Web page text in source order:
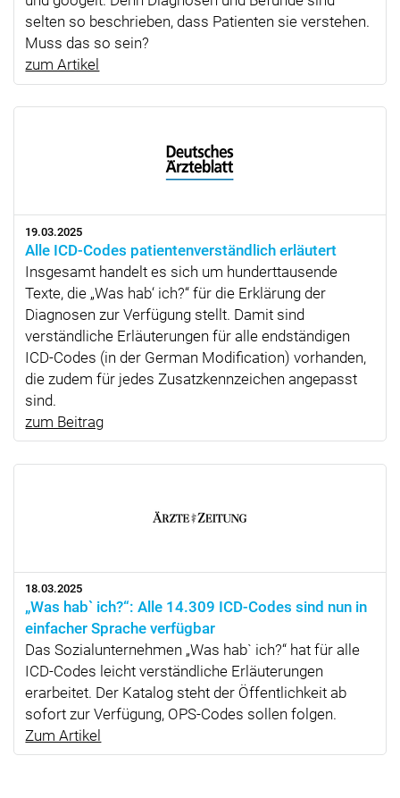
selten so beschrieben, dass Patienten sie verstehen.
Muss das so sein?
zum Artikel
19.03.2025
Alle ICD-Codes patientenverständlich erläutert
Insgesamt handelt es sich um hunderttausende
Texte, die „Was hab‘ ich?“ für die Erklärung der
Diagnosen zur Verfügung stellt. Damit sind
verständliche Erläuterungen für alle endständigen
ICD-Codes (in der German Modification) vorhanden,
die zudem für jedes Zusatzkennzeichen angepasst
sind.
zum Beitrag
18.03.2025
„Was hab` ich?“: Alle 14.309 ICD-Codes sind nun in
einfacher Sprache verfügbar
Das Sozialunternehmen „Was hab` ich?“ hat für alle
ICD-Codes leicht verständliche Erläuterungen
erarbeitet. Der Katalog steht der Öffentlichkeit ab
sofort zur Verfügung, OPS-Codes sollen folgen.
Zum Artikel